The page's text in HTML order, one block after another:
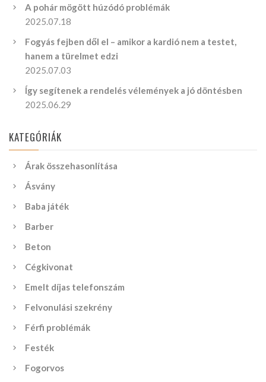
A pohár mögött húzódó problémák
2025.07.18
Fogyás fejben dől el – amikor a kardió nem a testet,
hanem a türelmet edzi
2025.07.03
Így segítenek a rendelés vélemények a jó döntésben
2025.06.29
KATEGÓRIÁK
Árak összehasonlítása
Ásvány
Baba játék
Barber
Beton
Cégkivonat
Emelt díjas telefonszám
Felvonulási szekrény
Férfi problémák
Festék
Fogorvos